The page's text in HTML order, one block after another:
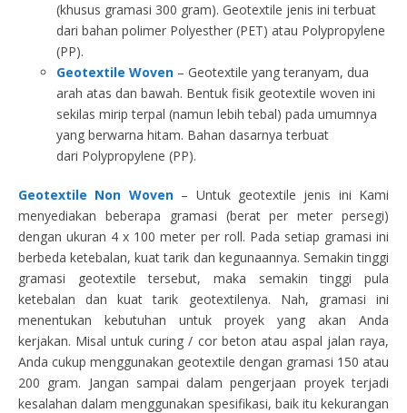
(khusus gramasi 300 gram). Geotextile jenis ini terbuat
dari bahan polimer Polyesther (PET) atau Polypropylene
(PP).
Geotextile Woven – Geotextile yang teranyam, dua
arah atas dan bawah. Bentuk fisik geotextile woven ini
sekilas mirip terpal (namun lebih tebal) pada umumnya
yang berwarna hitam. Bahan dasarnya terbuat
dari Polypropylene (PP).
Geotextile Non Woven– Untuk geotextile jenis ini Kami
menyediakan beberapa gramasi (berat per meter persegi)
dengan ukuran 4 x 100 meter per roll. Pada setiap gramasi ini
berbeda ketebalan, kuat tarik dan kegunaannya. Semakin tinggi
gramasi geotextile tersebut, maka semakin tinggi pula
ketebalan dan kuat tarik geotextilenya. Nah, gramasi ini
menentukan kebutuhan untuk proyek yang akan Anda
kerjakan. Misal untuk curing / cor beton atau aspal jalan raya,
Anda cukup menggunakan geotextile dengan gramasi 150 atau
200 gram. Jangan sampai dalam pengerjaan proyek terjadi
kesalahan dalam menggunakan spesifikasi, baik itu kekurangan